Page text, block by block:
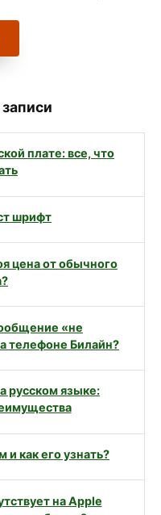
плате: все, что
шрифт
цена от обычного
«не
телефоне Билайн?
русском языке:
и как его узнать?
на Apple